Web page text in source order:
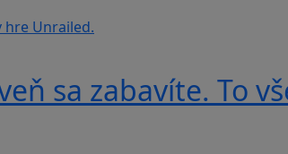
sa zabavíte. To